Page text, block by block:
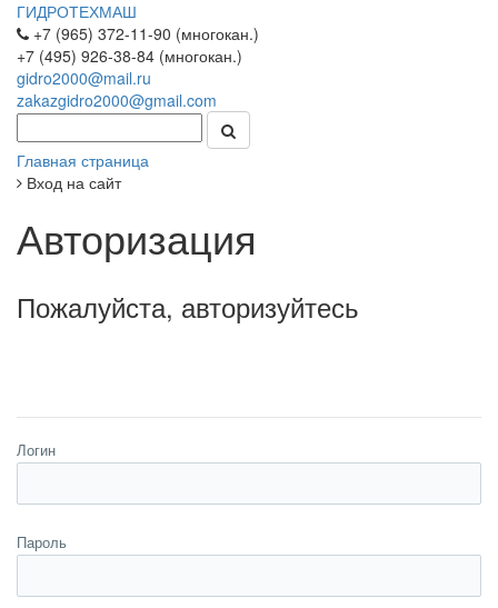
ГИДРОТЕХМАШ
+7 (965) 372-11-90 (многокан.)
+7 (495) 926-38-84 (многокан.)
gidro2000@mail.ru
zakazgidro2000@gmail.com
Главная страница
Вход на сайт
Авторизация
Пожалуйста, авторизуйтесь
Логин
Пароль